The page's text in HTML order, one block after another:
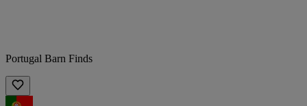
Portugal Barn Finds